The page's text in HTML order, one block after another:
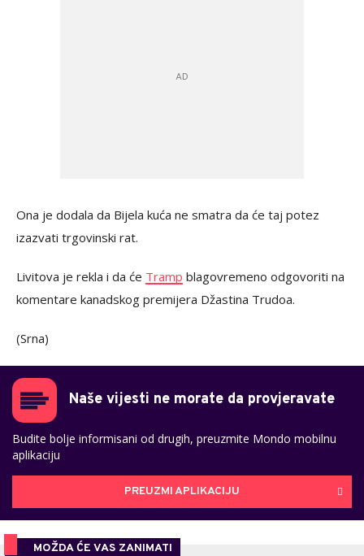
Ona je dodala da Bijela kuća ne smatra da će taj potez
izazvati trgovinski rat.
Livitova je rekla i da će Tramp blagovremeno odgovoriti na
komentare kanadskog premijera Džastina Trudoa.
(Srna)
Naše vijesti ne morate da provjeravate
Budite bolje informisani od drugih, preuzmite Mondo mobilnu
aplikaciju
PREUZMI APLIKACIJU
MOŽDA ĆE VAS ZANIMATI